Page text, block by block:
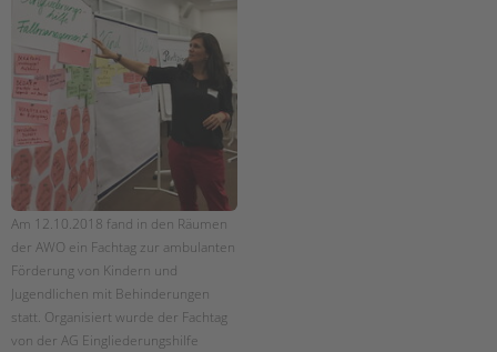
Am 12.10.2018 fand in den Räumen
der AWO ein Fachtag zur ambulanten
Förderung von Kindern und
Jugendlichen mit Behinderungen
statt. Organisiert wurde der Fachtag
von der AG Eingliederungshilfe